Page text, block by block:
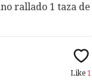
rallado 1 taza de
Like 1